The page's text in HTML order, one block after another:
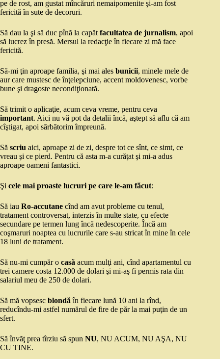
pe de rost, am gustat mîncăruri nemaipomenite şi-am fost
fericită în sute de decoruri.
Să dau la şi să duc pînă la capăt facultatea de jurnalism, apoi
să lucrez în presă. Mersul la redacţie în fiecare zi mă face
fericită.
Să-mi ţin aproape familia, şi mai ales bunicii, minele mele de
aur care mustesc de înţelepciune, accent moldovenesc, vorbe
bune şi dragoste necondiţionată.
Să trimit o aplicaţie, acum ceva vreme, pentru ceva
important. Aici nu vă pot da detalii încă, aştept să aflu că am
cîştigat, apoi sărbătorim împreună.
Să scriu aici, aproape zi de zi, despre tot ce sînt, ce simt, ce
vreau şi ce pierd. Pentru că asta m-a curăţat şi mi-a adus
aproape oameni fantastici.
Şi cele mai proaste lucruri pe care le-am făcut:
Să iau Ro-accutane cînd am avut probleme cu tenul,
tratament controversat, interzis în multe state, cu efecte
secundare pe termen lung încă nedescoperite. Încă am
coşmaruri noaptea cu lucrurile care s-au stricat în mine în cele
18 luni de tratament.
Să nu-mi cumpăr o casă acum mulţi ani, cînd apartamentul cu
trei camere costa 12.000 de dolari şi mi-aş fi permis rata din
salariul meu de 250 de dolari.
Să mă vopsesc blondăîn fiecare lună 10 ani la rînd,
reducîndu-mi astfel numărul de fire de păr la mai puţin de un
sfert.
Să învăţ prea tîrziu să spun NU, NU ACUM, NU AŞA, NU
CU TINE.